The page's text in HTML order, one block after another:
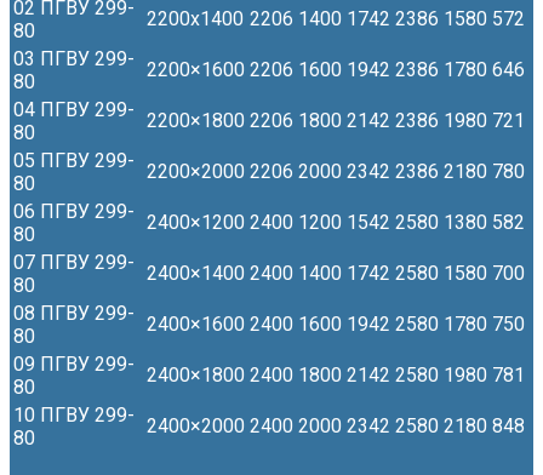
02 ПГВУ 299-
80
2200х1400 2206 1400 1742 2386 1580 572
03 ПГВУ 299-
80
2200×1600 2206 1600 1942 2386 1780 646
04 ПГВУ 299-
80
2200×1800 2206 1800 2142 2386 1980 721
05 ПГВУ 299-
80
2200×2000 2206 2000 2342 2386 2180 780
06 ПГВУ 299-
80
2400×1200 2400 1200 1542 2580 1380 582
07 ПГВУ 299-
80
2400×1400 2400 1400 1742 2580 1580 700
08 ПГВУ 299-
80
2400×1600 2400 1600 1942 2580 1780 750
09 ПГВУ 299-
80
2400×1800 2400 1800 2142 2580 1980 781
10 ПГВУ 299-
80
2400×2000 2400 2000 2342 2580 2180 848